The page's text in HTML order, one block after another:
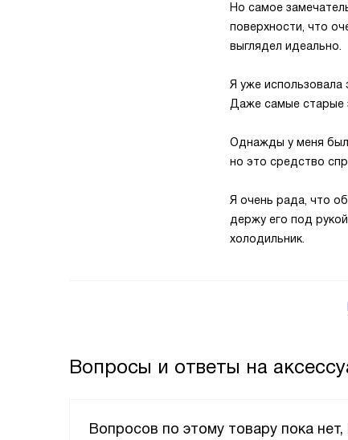
Но самое
поверхности, что
выглядел идеально.
Я уже использовала
Даже самые старые
Однажды у меня был
но это средство
Я очень рада, что
держу его под
холодильник.
Вопросы и ответы на
Вопросов по этому товару пока